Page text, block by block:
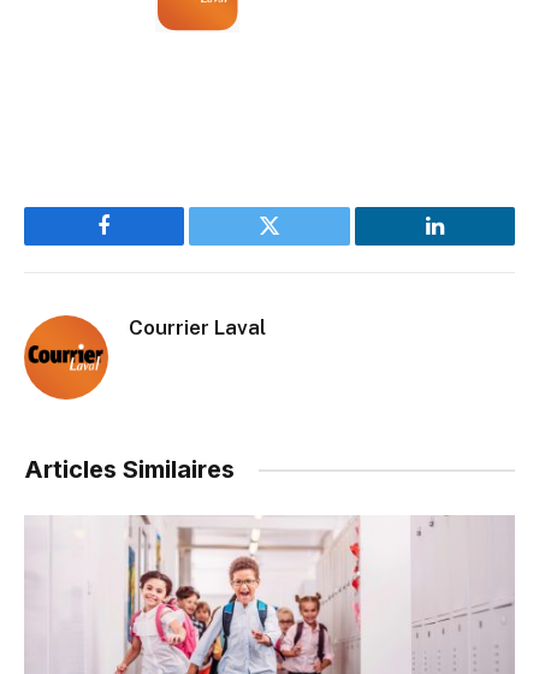
Facebook Twitter LinkedIn
Courrier Laval
Articles Similaires